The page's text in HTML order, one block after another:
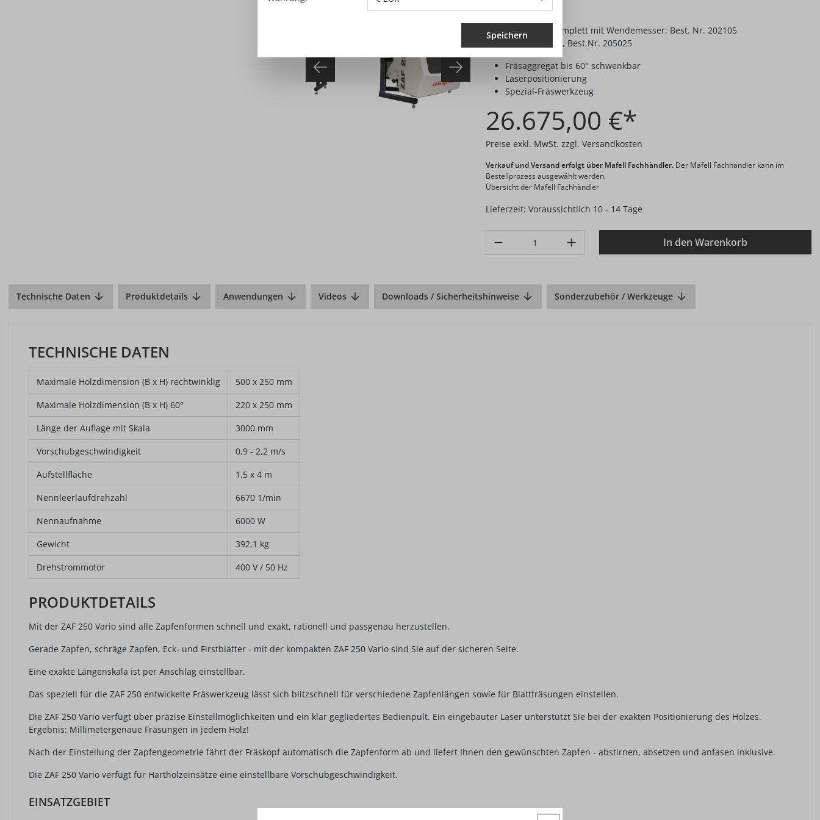
1 Fräskopf, komplett mit Wendemesser; Best. Nr. 202105
1 Auflagetisch, Best.Nr. 205025
Fräsaggregat bis 60° schwenkbar
Laserpositionierung
Spezial-Fräswerkzeug
26.675,00 €*
Preise exkl. MwSt. zzgl. Versandkosten
Verkauf und Versand erfolgt über Mafell Fachhändler.Der Mafell Fachhändler kann im
Bestellprozess ausgewählt werden.
Übersicht der Mafell Fachhändler
Lieferzeit: Voraussichtlich 10 - 14 Tage
Produkt Anzahl: Gib den gewünschten Wert ein oder benutze die
In den Warenkorb
Technische Daten Produktdetails Anwendungen Videos Downloads / Sicherheitshinweise Sonderzubehör / Werkzeuge
TECHNISCHE DATEN
Maximale Holzdimension (B x H) rechtwinklig
500 x 250 mm
Maximale Holzdimension (B x H) 60°
220 x 250 mm
Länge der Auflage mit Skala
3000 mm
Vorschubgeschwindigkeit
0,9 - 2,2 m/s
Aufstellfläche
1,5 x 4 m
Nennleerlaufdrehzahl
6670 1/min
Nennaufnahme
6000 W
Gewicht
392,1 kg
Drehstrommotor
400 V / 50 Hz
PRODUKTDETAILS
Mit der ZAF 250 Vario sind alle Zapfenformen schnell und exakt, rationell und passgenau herzustellen.
Gerade Zapfen, schräge Zapfen, Eck- und Firstblätter - mit der kompakten ZAF 250 Vario sind Sie auf der sicheren Seite.
Eine exakte Längenskala ist per Anschlag einstellbar.
Das speziell für die ZAF 250 entwickelte Fräswerkzeug lässt sich blitzschnell für verschiedene Zapfenlängen sowie für Blattfräsungen einstellen.
Die ZAF 250 Vario verfügt über präzise Einstellmöglichkeiten und ein klar gegliedertes Bedienpult. Ein eingebauter Laser unterstützt Sie bei der exakten Positionierung des Holzes.
Ergebnis: Millimetergenaue Fräsungen in jedem Holz!
Nach der Einstellung der Zapfengeometrie fährt der Fräskopf automatisch die Zapfenform ab und liefert Ihnen den gewünschten Zapfen - abstirnen, absetzen und anfasen inklusive.
Die ZAF 250 Vario verfügt für Hartholzeinsätze eine einstellbare Vorschubgeschwindigkeit.
EINSATZGEBIET
Speichern